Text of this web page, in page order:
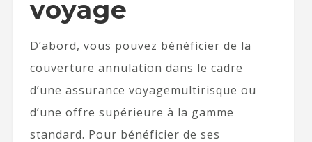
voyage
D’abord, vous pouvez bénéficier de la
couverture annulation dans le cadre
d’une assurance voyagemultirisque ou
d’une offre supérieure à la gamme
standard. Pour bénéficier de ses